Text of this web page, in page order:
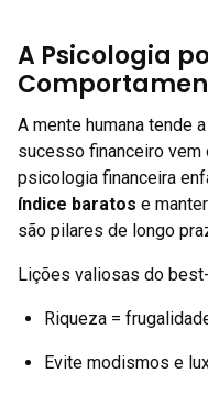
A Psicologia
A mente humana tende
sucesso financeiro vem
psicologia financeira
índice baratos e
são pilares de longo
Lições valiosas do
Riqueza =
Evite modismos e